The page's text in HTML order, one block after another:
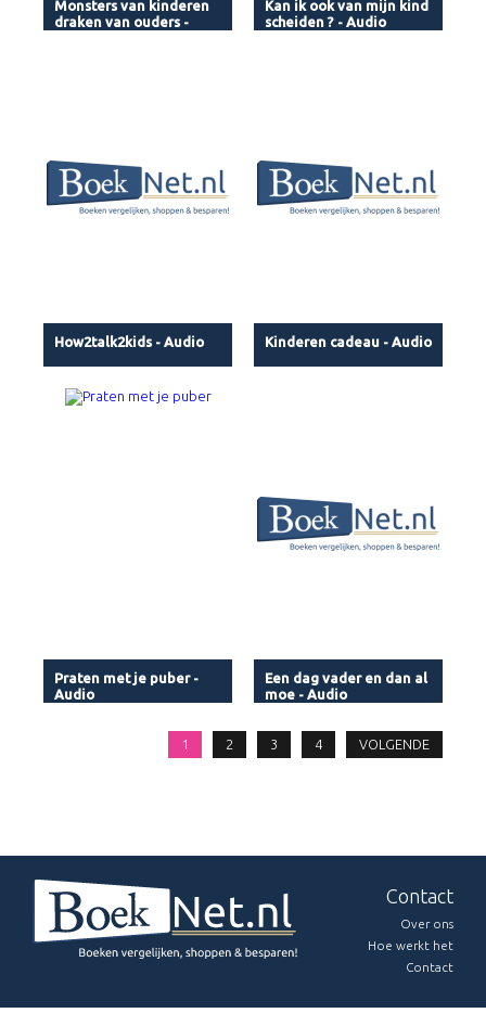
Monsters van kinderen
draken van ouders -
Kan ik ook van mijn kind
scheiden ? - Audio
How2talk2kids - Audio Kinderen cadeau - Audio
Praten met je puber -
Audio
Een dag vader en dan al
moe - Audio
1 2 3 4 VOLGENDE
Contact
Over ons
Hoe werkt het
Contact